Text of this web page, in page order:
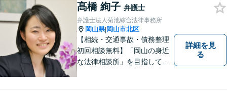
んなささいなことでも構いま
せん。お気軽にご相談くださ
い。【土曜日も受付可能】
【専用駐車場あり】
髙橋 絢子 弁護士
弁護士法人菊池綜合法律事務所
岡山県|岡山市北区
【相続・交通事故・債務整理
初回相談無料】「岡山の身近
な法律相談所」を目指してい
詳細を見
る